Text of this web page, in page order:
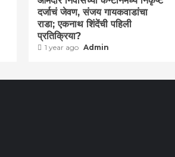
दर्जाचं जेवण, संजय गायकवाडांचा
राडा; एकनाथ शिंदेंची पहिली
प्रतिक्रिया?
1 year ago Admin